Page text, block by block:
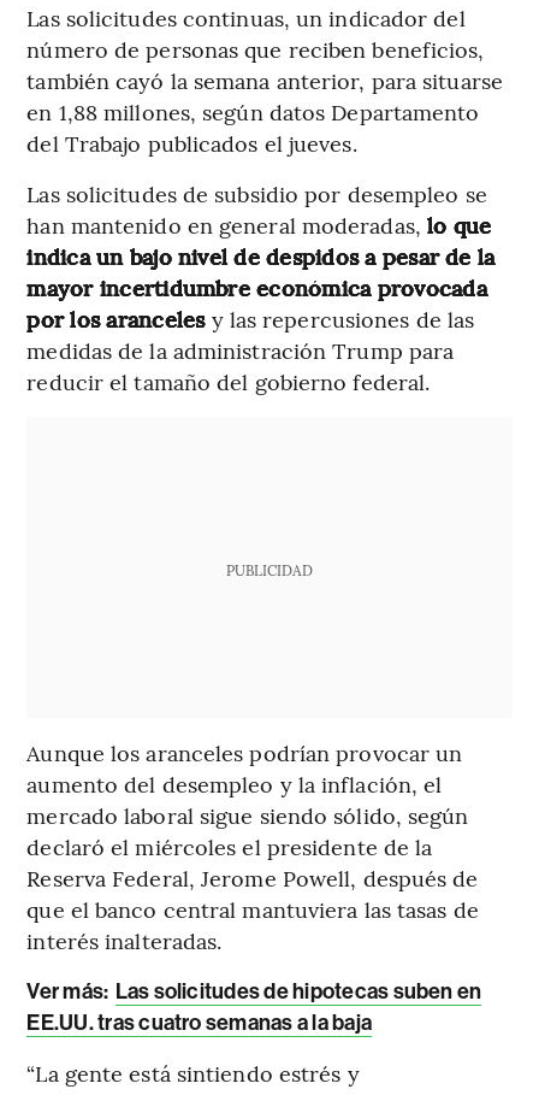
Las solicitudes continuas, un indicador del
número de personas que reciben beneficios,
también cayó la semana anterior, para situarse
en 1,88 millones, según datos Departamento
del Trabajo publicados el jueves.
Las solicitudes de subsidio por desempleo se
han mantenido en general moderadas, lo que
indica un bajo nivel de despidos a pesar de la
mayor incertidumbre económica provocada
por los arancelesy las repercusiones de las
medidas de la administración Trump para
reducir el tamaño del gobierno federal.
PUBLICIDAD
Aunque los aranceles podrían provocar un
aumento del desempleo y la inflación, el
mercado laboral sigue siendo sólido, según
declaró el miércoles el presidente de la
Reserva Federal, Jerome Powell, después de
que el banco central mantuviera las tasas de
interés inalteradas.
Ver más: Las solicitudes de hipotecas suben en
EE.UU. tras cuatro semanas a la baja
“La gente está sintiendo estrés y